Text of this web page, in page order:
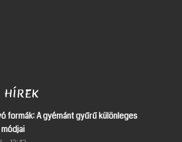
HÍREK
formák: A gyémánt gyűrű különleges